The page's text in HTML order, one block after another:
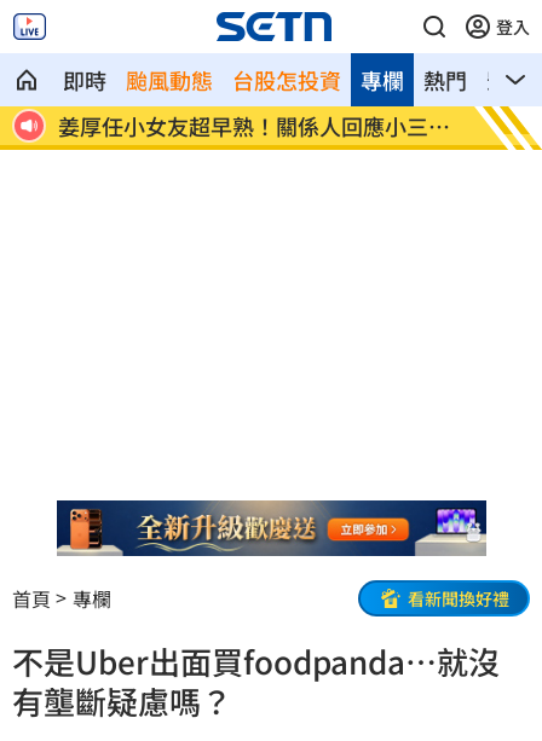
登入
即時 颱風動態 台股怎投資 熱門 影音
專欄
人
姜厚任小女友超早熟！關係人回應小三爭
議
獨／
會
首頁 專欄 看新聞換好禮
不是Uber出面買foodpanda…就沒
有壟斷疑慮嗎？